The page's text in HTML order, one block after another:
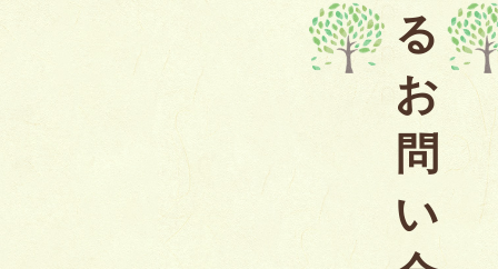
る
お
問
い